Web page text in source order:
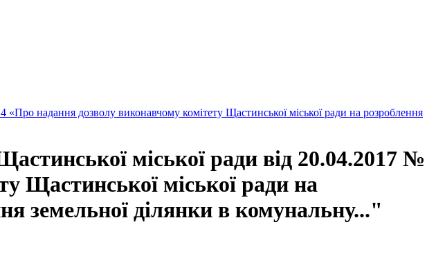
надання дозволу виконавчому комітету Щастинської міської ради на розроблення
міської ради від 20.04.2017 №
Щастинської міської ради на
земельної ділянки в комунальну..."